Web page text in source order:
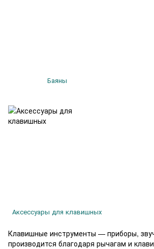
Клавишные инструменты — приборы,
производится благодаря рычагам и
Баяны
Аксессуары для клавишных